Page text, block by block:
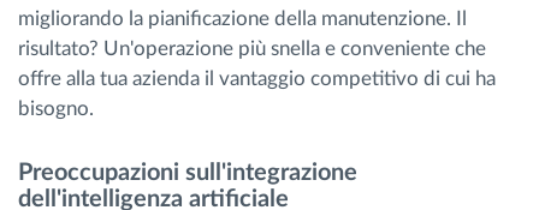
migliorando la pianificazione della manutenzione. Il
risultato? Un'operazione più snella e conveniente che
offre alla tua azienda il vantaggio competitivo di cui ha
bisogno.
Preoccupazioni sull'integrazione
dell'intelligenza artificiale